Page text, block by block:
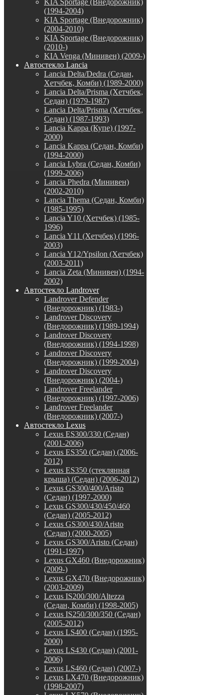
(1994-2004)
KIA Sportage (Внедорожник)
(2004-2010)
KIA Sportage (Внедорожник)
(2010-)
KIA Venga (Минивен) (2009-)
Автостекло Lancia
Lancia Delta/Dedra (Седан,
Хетчбек, Комби) (1989-2000)
Lancia Delta/Prisma (Хетчбек,
Седан) (1979-1987)
Lancia Delta/Prisma (Хетчбек,
Седан) (1987-1993)
Lancia Kappa (Купе) (1997-
2000)
Lancia Kappa (Седан, Комби)
(1994-2000)
Lancia Lybra (Седан, Комби)
(1999-2006)
Lancia Phedra (Минивен)
(2002-2010)
Lancia Thema (Седан, Комби)
(1985-1995)
Lancia Y10 (Хетчбек) (1985-
1996)
Lancia Y11 (Хетчбек) (1996-
2003)
Lancia Y12/Ypsilon (Хетчбек)
(2003-2011)
Lancia Zeta (Минивен) (1994-
2002)
Автостекло Landrover
Landrover Defender
(Внедорожник) (1983-)
Landrover Discovery
(Внедорожник) (1989-1994)
Landrover Discovery
(Внедорожник) (1994-1998)
Landrover Discovery
(Внедорожник) (1999-2004)
Landrover Discovery
(Внедорожник) (2004-)
Landrover Freelander
(Внедорожник) (1997-2006)
Landrover Freelander
(Внедорожник) (2007-)
Автостекло Lexus
Lexus ES300/330 (Седан)
(2001-2006)
Lexus ES350 (Седан) (2006-
2012)
Lexus ES350 (стеклянная
крыша) (Седан) (2006-2012)
Lexus GS300/400/Aristo
(Седан) (1997-2000)
Lexus GS300/430/450/460
(Седан) (2005-2012)
Lexus GS300/430/Aristo
(Седан) (2000-2005)
Lexus GS300/Aristo (Седан)
(1991-1997)
Lexus GX460 (Внедорожник)
(2009-)
Lexus GX470 (Внедорожник)
(2003-2009)
Lexus IS200/300/Altezza
(Седан, Комби) (1998-2005)
Lexus IS250/300/350 (Седан)
(2005-2012)
Lexus LS400 (Седан) (1995-
2000)
Lexus LS430 (Седан) (2001-
2006)
Lexus LS460 (Седан) (2007-)
Lexus LX470 (Внедорожник)
(1998-2007)